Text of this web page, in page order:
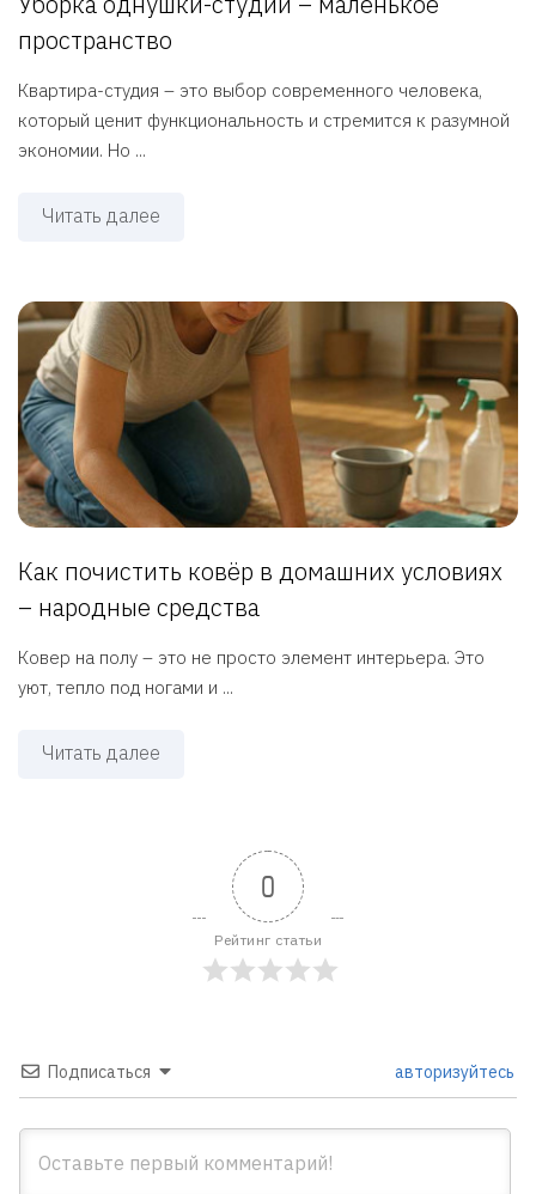
пространство
Квартира-студия – это выбор современного человека,
который ценит функциональность и стремится к разумной
экономии. Но ...
Читать далее
Как почистить ковёр в домашних условиях
– народные средства
Ковер на полу – это не просто элемент интерьера. Это
уют, тепло под ногами и ...
Читать далее
0
Рейтинг статьи
Подписаться авторизуйтесь